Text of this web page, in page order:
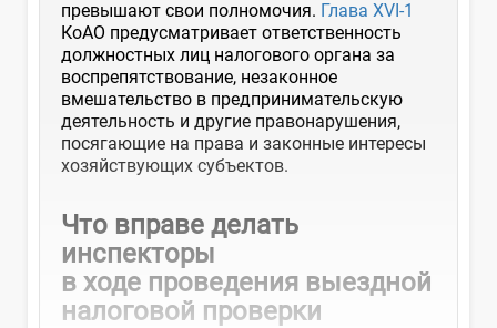
превышают свои полномочия. Глава XVI-1
КоАО предусматривает ответственность
должностных лиц налогового органа за
воспрепятствование, незаконное
вмешательство в предпринимательскую
деятельность и другие правонарушения,
посягающие на права и законные интересы
хозяйствующих субъектов.
Что вправе делать
инспекторы
в ходе проведения выездной
налоговой проверки